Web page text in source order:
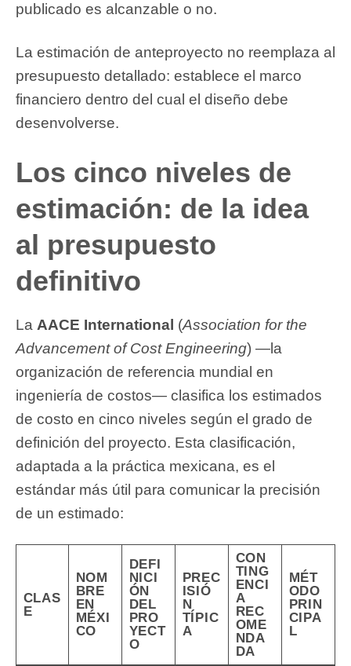
publicado es alcanzable o no.
La estimación de anteproyecto no reemplaza al
presupuesto detallado: establece el marco
financiero dentro del cual el diseño debe
desenvolverse.
Los cinco niveles de
estimación: de la idea
al presupuesto
definitivo
La AACE International (Association for the
Advancement of Cost Engineering) —la
organización de referencia mundial en
ingeniería de costos— clasifica los estimados
de costo en cinco niveles según el grado de
definición del proyecto. Esta clasificación,
adaptada a la práctica mexicana, es el
estándar más útil para comunicar la precisión
de un estimado:
CLAS
E
NOM
BRE
EN
MÉXI
CO
DEFI
NICI
ÓN
DEL
PRO
YECT
O
PREC
ISIÓ
N
TÍPIC
A
CON
TING
ENCI
A
REC
OME
NDA
DA
MÉT
ODO
PRIN
CIPA
L